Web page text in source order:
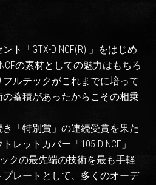
ト「GTX-D NCF(R) 」をはじめ
の素材としての魅力はもちろ
ルテックがこれまでに培って
蓄積があったからこその相乗
「特別賞」の連続受賞を果た
レットカバー「105-D NCF」
クの最先端の技術を最も手軽
レートとして、多くのオーデ